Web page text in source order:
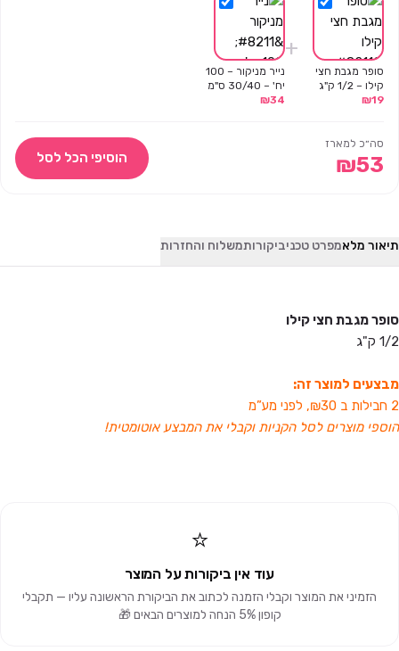
סופר מגבת חצי
קילו – 1/2 ק"ג
₪19
+
נייר מניקור – 100
יח' – 30/40 ס"מ
₪34
סה״כ למארז
₪53 הוסיפי הכל לסל
תיאור מלאמפרט טכניביקורותמשלוח והחזרות
סופר מגבת חצי קילו
1/2 ק"ג
מבצעים למוצר זה:
2 חבילות ב ₪30, לפני מע”מ
הוספי מוצרים לסל הקניות וקבלי את המבצע אוטומטית!
⭐
עוד אין ביקורות על המוצר
הזמיני את המוצר וקבלי הזמנה לכתוב את הביקורת הראשונה עליו — תקבלי
קופון 5% הנחה למוצרים הבאים 🎁